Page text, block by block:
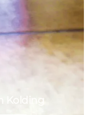
Kolding